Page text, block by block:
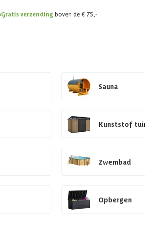
Gratis verzending boven de € 75,-
Sauna
Kunststof
Zwembad
Opbergen